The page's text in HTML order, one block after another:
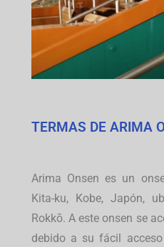
TERMAS DE ARIMA
Arima Onsen es un
Kita-ku, Kobe, Japón,
Rokkō. A este onsen se
debido a su fácil